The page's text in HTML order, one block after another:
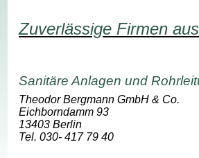
Zuverlässige Firmen
Sanitäre Anlagen und
Theodor Bergmann GmbH & Co.
Eichborndamm 93
13403 Berlin
Tel. 030- 417 79 40